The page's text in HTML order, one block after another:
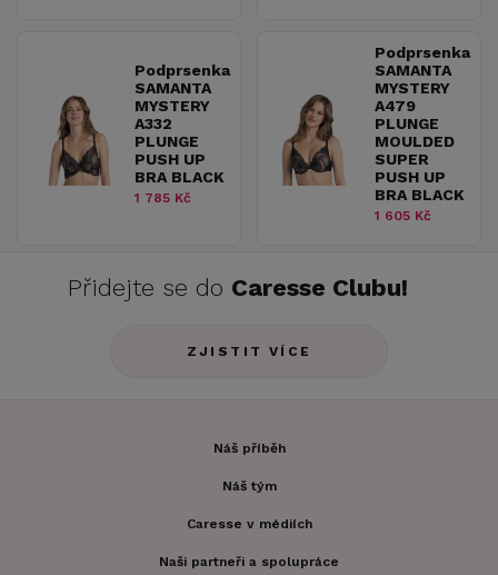
Podprsenka
SAMANTA
MYSTERY
A332
PLUNGE
PUSH UP
BRA BLACK
1 785 Kč
Podprsenka
SAMANTA
MYSTERY
A479
PLUNGE
MOULDED
SUPER
PUSH UP
BRA BLACK
1 605 Kč
Přidejte se do Caresse Clubu!
ZJISTIT VÍCE
Náš příběh
Náš tým
Caresse v médiích
Naši partneři a spolupráce